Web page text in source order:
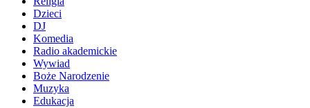
Dzieci
DJ
Komedia
Radio akademickie
Wywiad
Boże Narodzenie
Muzyka
Edukacja